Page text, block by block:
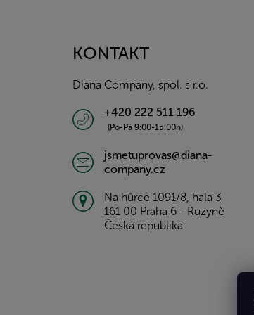
KONTAKT
Diana Company, spol. s r.o.
+420 222 511 196
(Po-Pá 9:00-15:00h)
jsmetuprovas@diana-
company.cz
Na hůrce 1091/8, hala 3
161 00 Praha 6 - Ruzyně
Česká republika